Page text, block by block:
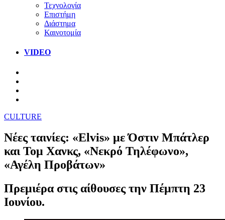
Τεχνολογία
Επιστήμη
Διάστημα
Καινοτομία
VIDEO
CULTURE
Νέες ταινίες: «Elvis» με Όστιν Μπάτλερ
και Τομ Χανκς, «Νεκρό Τηλέφωνο»,
«Αγέλη Προβάτων»
Πρεμιέρα στις αίθουσες την Πέμπτη 23
Ιουνίου.